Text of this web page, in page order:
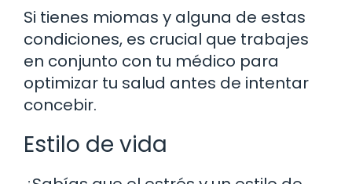
Si tienes miomas y alguna de estas
condiciones, es crucial que trabajes
en conjunto con tu médico para
optimizar tu salud antes de intentar
concebir.
Estilo de vida